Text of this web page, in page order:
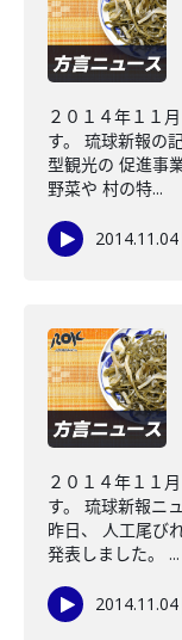
２０１４年１１
す。 琉球新報の
型観光の 促進事
野菜や 村の特...
2014.11.04
２０１４年１１
す。 琉球新報ニ
昨日、 人工尾び
発表しました。 ...
2014.11.04